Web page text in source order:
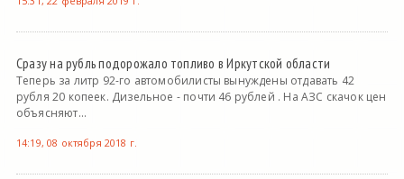
Сразу на рубль подорожало топливо в Иркутской области
Теперь за литр 92-го автомобилисты вынуждены отдавать 42
рубля 20 копеек. Дизельное - почти 46 рублей . На АЗС скачок цен
объясняют...
14:19, 08 октября 2018 г.